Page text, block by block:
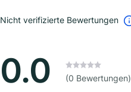
Nicht verifizierte Bewertungen
0.0 (0 Bewertungen)